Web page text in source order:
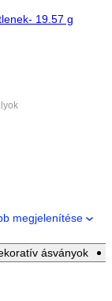
19.57 g
megjelenítése
ásványok